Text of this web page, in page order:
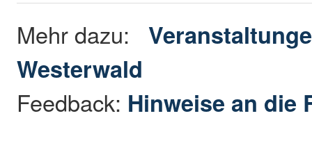
Mehr dazu:
Westerwald
Feedback: Hinweise an die